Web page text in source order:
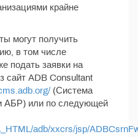
крайне
могут получить
в том числе
подать заявки на
сайт ADB Consultant
(Система
АБР) или по следующей
adb/xxcrs/jsp/